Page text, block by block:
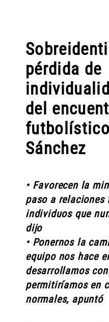
pérdida de
del
Sánchez
• Favorecen la
paso a relaciones
individuos que
dijo
• Ponernos la
equipo nos hace
desarrollamos
permitiríamos en
normales, apuntó